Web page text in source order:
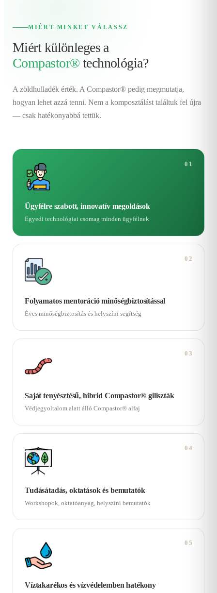
MIÉRT MINKET VÁLASSZ
Miért különleges a
Compastor® technológia?
A zöldhulladék érték. A Compastor® pedig megmutatja,
hogyan lehet azzá tenni. Nem a komposztálást találtuk fel újra
— csak hatékonyabbá tettük.
01
Ügyfélre szabott, innovatív megoldások
Egyedi technológiai csomag minden ügyfélnek
02
Folyamatos mentoráció minőségbiztosítással
Éves minőségbiztosítás és helyszíni segítség
03
Saját tenyésztésű, hibrid Compastor® giliszták
Védjegyoltalom alatt álló Compastor® alfaj
04
Tudásátadás, oktatások és bemutatók
Workshopok, oktatóanyag, helyszíni bemutatók
05
Víztakarékos és vízvédelemben hatékony